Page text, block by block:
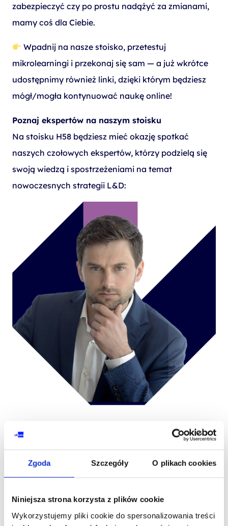
Zgoda Szczegóły O plikach cookies
Niniejsza strona korzysta z plików cookie
Wykorzystujemy pliki cookie do spersonalizowania treści
zabezpieczyć czy po prostu nadążyć za zmianami,
mamy coś dla Ciebie.
Wpadnij na nasze stoisko, przetestuj
mikrolearningi i przekonaj się sam — a już wkrótce
udostępnimy również linki, dzięki którym będziesz
mógł/mogła kontynuować naukę online!
Poznaj ekspertów na naszym stoisku
Na stoisku H58 będziesz mieć okazję spotkać
naszych czołowych ekspertów, którzy podzielą się
swoją wiedzą i spostrzeżeniami na temat
nowoczesnych strategii L&D:
Piotr Pikuła
obszarze edukacji i finansów. Specjalizuje się w
projektach szkoleniowych, rozwojowych oraz